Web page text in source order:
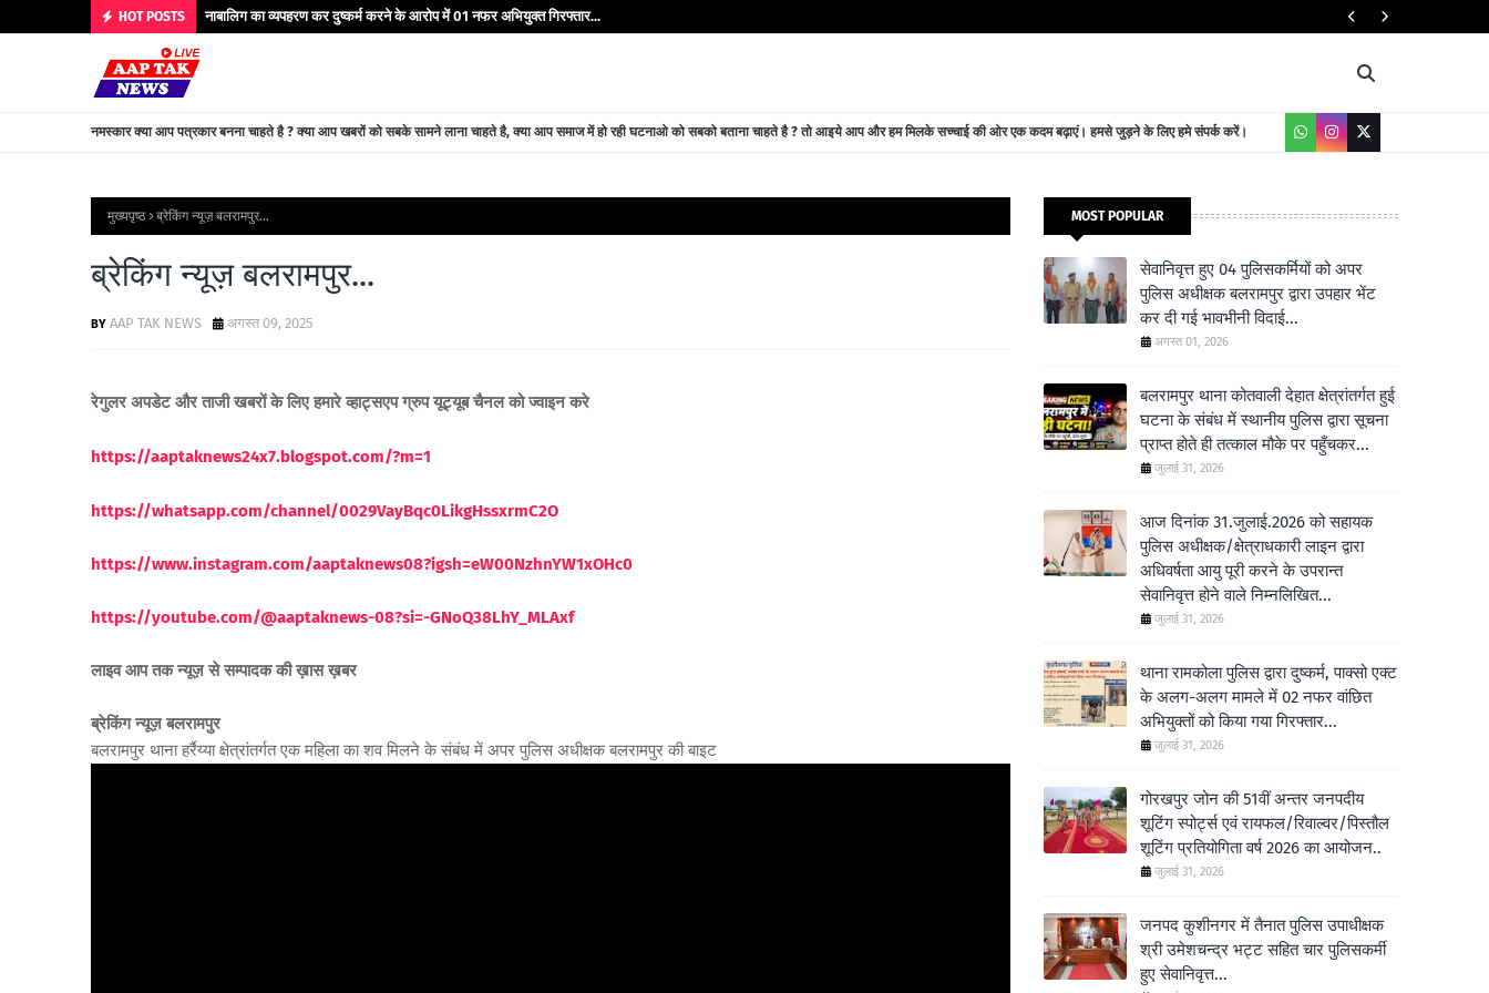
HOT POSTS नाबालिग का व्यपहरण कर दुष्कर्म करने के आरोप में 01 नफर अभियुक्त गिरफ्तार...
नमस्कार क्या आप पत्रकार बनना चाहते है ? क्या आप खबरों को सबके सामने लाना चाहते है, क्या आप समाज में हो रही घटनाओ को सबको बताना चाहते है ? तो आइये आप और हम मिलके सच्चाई की ओर एक कदम बढ़ाएं। हमसे जुड़ने के लिए हमे संपर्क करें।
मुख्यपृष्ठ ब्रेकिंग न्यूज़ बलरामपुर...
ब्रेकिंग न्यूज़ बलरामपुर...
AAP TAK NEWS अगस्त 09, 2025
रेगुलर अपडेट और ताजी खबरों के लिए हमारे व्हाट्सएप ग्रुप यूट्यूब चैनल को ज्वाइन करे
https://aaptaknews24x7.blogspot.com/?m=1
https://whatsapp.com/channel/0029VayBqc0LikgHssxrmC2O
https://www.instagram.com/aaptaknews08?igsh=eW00NzhnYW1xOHc0
https://youtube.com/@aaptaknews-08?si=-GNoQ38LhY_MLAxf
लाइव आप तक न्यूज़ से सम्पादक की ख़ास ख़बर
ब्रेकिंग न्यूज़ बलरामपुर
बलरामपुर थाना हर्रैय्या क्षेत्रांतर्गत एक महिला का शव मिलने के संबंध में अपर पुलिस अधीक्षक बलरामपुर की बाइट
MOST POPULAR
सेवानिवृत्त हुए 04 पुलिसकर्मियों को अपर
पुलिस अधीक्षक बलरामपुर द्वारा उपहार भेंट
कर दी गई भावभीनी विदाई...
अगस्त 01, 2026
बलरामपुर थाना कोतवाली देहात क्षेत्रांतर्गत हुई
घटना के संबंध में स्थानीय पुलिस द्वारा सूचना
प्राप्त होते ही तत्काल मौके पर पहुँचकर...
जुलाई 31, 2026
आज दिनांक 31.जुलाई.2026 को सहायक
पुलिस अधीक्षक/क्षेत्राधकारी लाइन द्वारा
अधिवर्षता आयु पूरी करने के उपरान्त
सेवानिवृत्त होने वाले निम्नलिखित...
जुलाई 31, 2026
थाना रामकोला पुलिस द्वारा दुष्कर्म, पाक्सो एक्ट
के अलग-अलग मामले में 02 नफर वांछित
अभियुक्तों को किया गया गिरफ्तार...
जुलाई 31, 2026
गोरखपुर जोन की 51वीं अन्तर जनपदीय
शूटिंग स्पोर्ट्स एवं रायफल/रिवाल्वर/पिस्तौल
शूटिंग प्रतियोगिता वर्ष 2026 का आयोजन..
जुलाई 31, 2026
जनपद कुशीनगर में तैनात पुलिस उपाधीक्षक
श्री उमेशचन्द्र भट्ट सहित चार पुलिसकर्मी
हुए सेवानिवृत्त...